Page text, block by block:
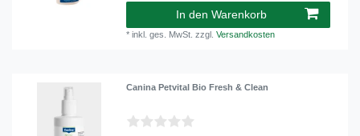
In den Warenkorb
*inkl. ges. MwSt. zzgl.Versandkosten
Canina Petvital Bio Fresh & Clean